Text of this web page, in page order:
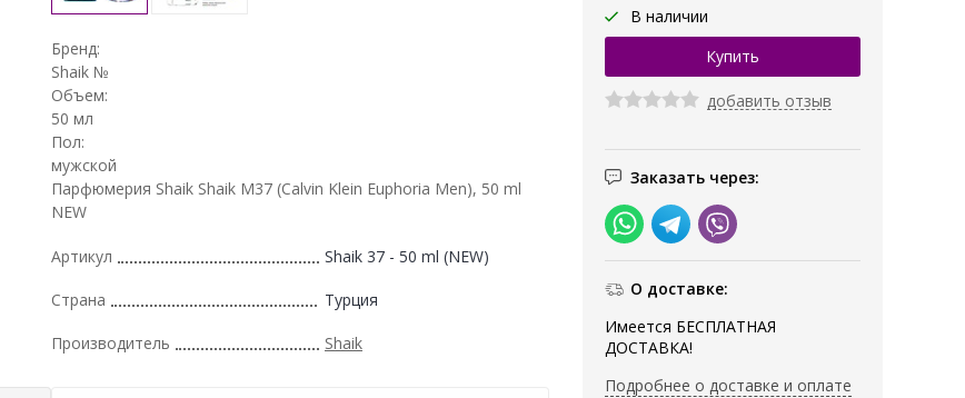
В наличии
добавить отзыв
Заказать через:
О доставке:
Имеется БЕСПЛАТНАЯ
ДОСТАВКА!
Подробнее о доставке и оплате
Бренд:
Shaik №
Объем:
50 мл
Пол:
мужской
Парфюмерия Shaik Shaik M37 (Calvin Klein Euphoria Men), 50 ml
NEW
Артикул Shaik 37 - 50 ml (NEW)
Страна Турция
Производитель Shaik